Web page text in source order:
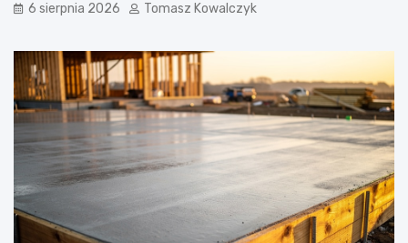
6 sierpnia 2026 Tomasz Kowalczyk